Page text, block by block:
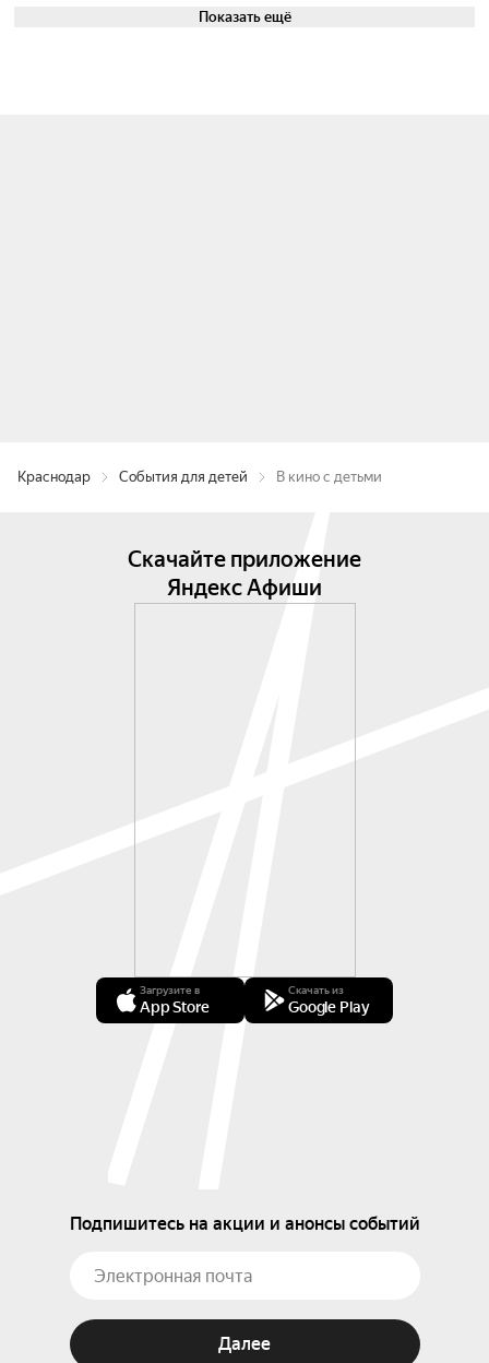
Показать ещё
Краснодар События для детей В кино с детьми
Скачайте приложение
Яндекс Афиши
Загрузите в
App Store
Скачать из
Google Play
Подпишитесь на акции и анонсы событий
Далее